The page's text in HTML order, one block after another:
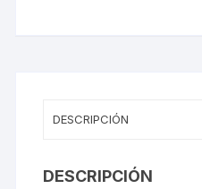
DESCRIPCIÓN
DESCRIPCIÓN